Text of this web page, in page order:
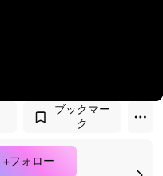
ブックマー
ク
+フォロー